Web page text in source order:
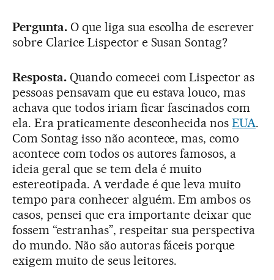
Pergunta.O que liga sua escolha de escrever
sobre Clarice Lispector e Susan Sontag?
Resposta.Quando comecei com Lispector as
pessoas pensavam que eu estava louco, mas
achava que todos iriam ficar fascinados com
ela. Era praticamente desconhecida nosEUA.
Com Sontag isso não acontece, mas, como
acontece com todos os autores famosos, a
ideia geral que se tem dela é muito
estereotipada. A verdade é que leva muito
tempo para conhecer alguém. Em ambos os
casos, pensei que era importante deixar que
fossem “estranhas”, respeitar sua perspectiva
do mundo. Não são autoras fáceis porque
exigem muito de seus leitores.